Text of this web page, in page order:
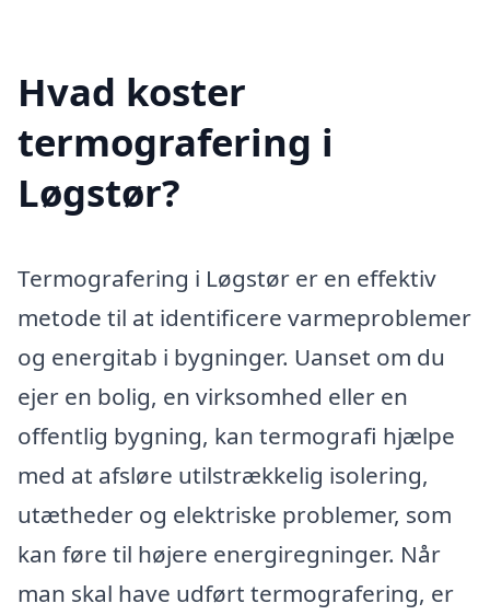
Hvad koster
termografering i
Løgstør?
Termografering i Løgstør er en effektiv
metode til at identificere varmeproblemer
og energitab i bygninger. Uanset om du
ejer en bolig, en virksomhed eller en
offentlig bygning, kan termografi hjælpe
med at afsløre utilstrækkelig isolering,
utætheder og elektriske problemer, som
kan føre til højere energiregninger. Når
man skal have udført termografering, er